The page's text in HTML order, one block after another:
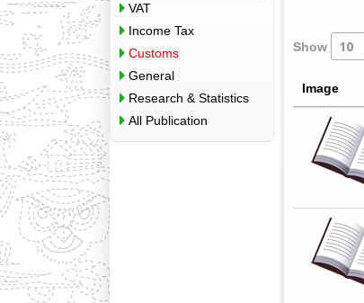
VAT
Income Tax
Customs
General
Research & Statistics
All Publication
Show
Image